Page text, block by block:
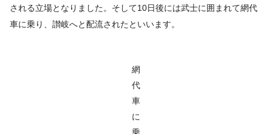
される立場となりました。そして10日後には武士に囲まれて網代
車に乗り、讃岐へと配流されたといいます。
網
代
車
に